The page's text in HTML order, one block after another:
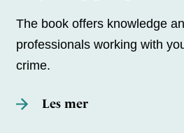
The book offers knowledge
professionals working with
crime.
Les mer